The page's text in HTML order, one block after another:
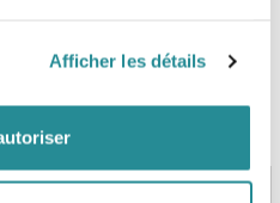
Afficher les détails